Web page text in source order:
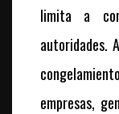
limita a
autoridades.
empresas,